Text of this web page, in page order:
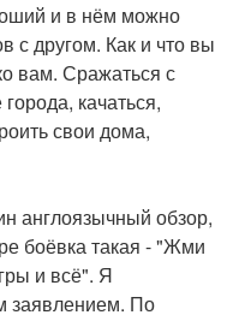
и в нём можно
с другом. Как и что вы
вам. Сражаться с
качаться,
свои дома,
англоязычный обзор,
боёвка такая - "Жми
и всё". Я
заявлением. По